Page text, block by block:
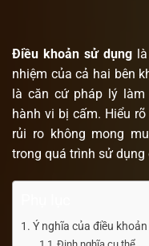
Điều khoản sử dụng
nhiệm của cả hai bên
là căn cứ pháp lý
hành vi bị cấm. Hiểu
rủi ro không mong
trong quá trình sử dụng
Ý nghĩa của điều